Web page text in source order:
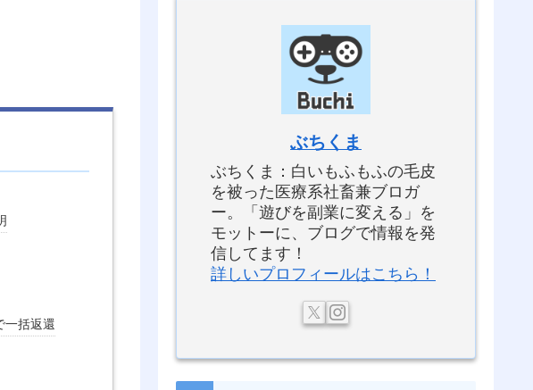
一括返還
ぶちくま
ぶちくま：白いもふもふの毛皮
を被った医療系社畜兼ブロガ
ー。「遊びを副業に変える」を
モットーに、ブログで情報を発
信してます！
詳しいプロフィールはこちら！